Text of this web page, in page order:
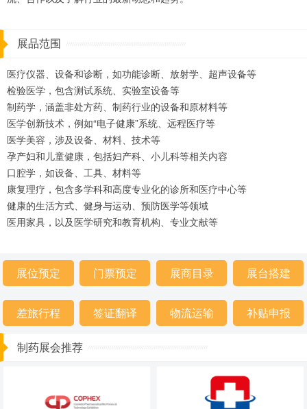
展品范围
医疗仪器、设备和诊断，如功能诊断、放射学、超声设备等
检验医学，包含测试系统、实验室设备等
制药学，涵盖非处方药、制药行业的设备和原材料等
医学创新技术，例如“电子健康”系统、远程医疗等
医学美容，涉及设备、材料、技术等
孕产妇和儿童健康，包括妇产科、小儿科等相关内容
口腔学，如设备、工具、材料等
康复理疗，包含多学科和高度专业化的诊所和医疗中心等
健康的生活方式、健身与运动、预防医学等领域
医用家具，以及医学研究和教育机构、专业文献等
展位预定 门票预定 展商目录 展台搭建
差旅行程 签证翻译 物流运输 补贴申报
制药展会推荐